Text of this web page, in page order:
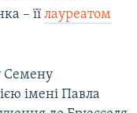
– її лауреатом
Семену
імені Павла